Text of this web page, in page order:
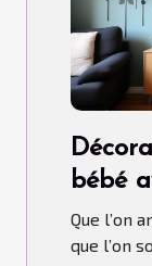
bébé
Que l’on
que l’on